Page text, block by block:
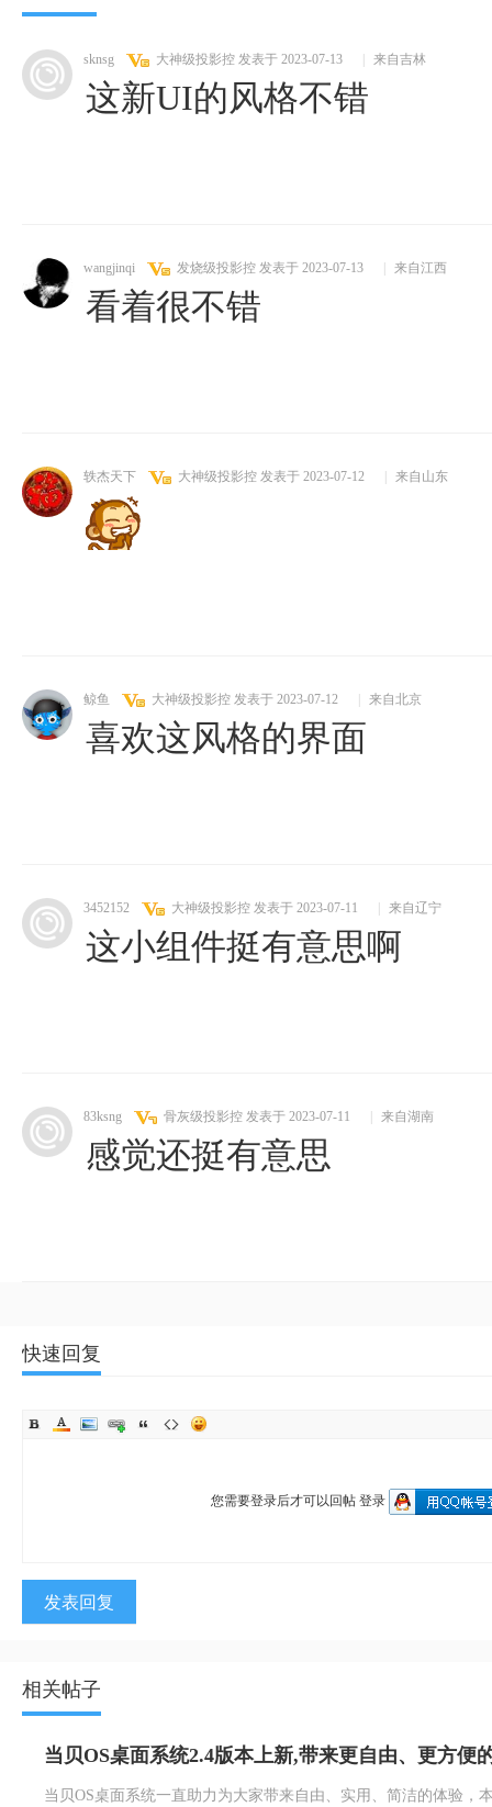
sknsg 大神级投影控 发表于 2023-07-13 来自吉林
这新UI的风格不错
wangjinqi 发烧级投影控 发表于 2023-07-13 来自江西
看着很不错
轶杰天下 大神级投影控 发表于 2023-07-12 来自山东
鲸鱼 大神级投影控 发表于 2023-07-12 来自北京
喜欢这风格的界面
3452152 大神级投影控 发表于 2023-07-11 来自辽宁
这小组件挺有意思啊
83ksng 骨灰级投影控 发表于 2023-07-11 来自湖南
感觉还挺有意思
快速回复
您需要登录后才可以回帖 登录
发表回复
相关帖子
当贝OS桌面系统2.4版本上新,带来更自由、更方便
当贝OS桌面系统一直助力为大家带来自由、实用、简洁的体验，